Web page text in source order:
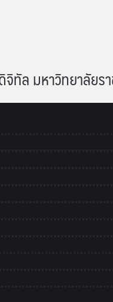
ทัล มหาวิทยาลัยร